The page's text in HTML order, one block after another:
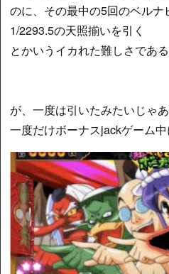
のに、その最中の5回のベル
1/2293.5の天照揃いを引く
とかいうイカれた難しさである
が、一度は引いたみたいじゃ
一度だけボーナスjackゲーム